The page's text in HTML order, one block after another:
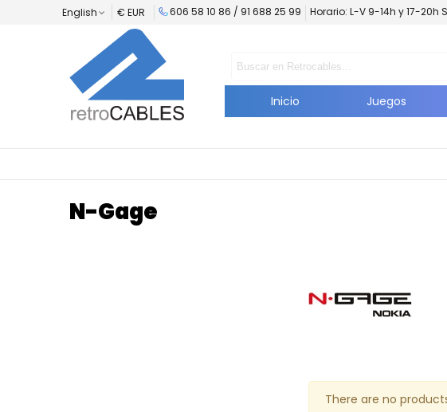
English € EUR 606 58 10 86 / 91 688 25 99 Horario: L-V 9-14h y 17-20h
Inicio Juegos
N-Gage
There are no